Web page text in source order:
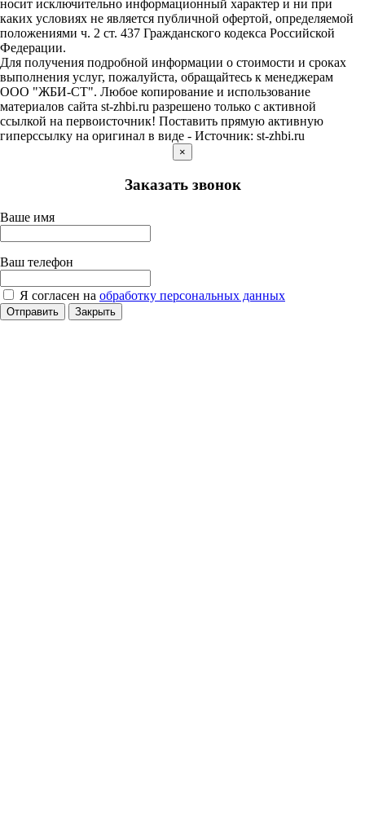
носит исключительно информационный характер и ни при
каких условиях не является публичной офертой, определяемой
положениями ч. 2 ст. 437 Гражданского кодекса Российской
Федерации.
Для получения подробной информации о стоимости и сроках
выполнения услуг, пожалуйста, обращайтесь к менеджерам
ООО "ЖБИ-СТ". Любое копирование и использование
материалов сайта st-zhbi.ru разрешено только с активной
ссылкой на первоисточник! Поставить прямую активную
гиперссылку на оригинал в виде - Источник: st-zhbi.ru
×
Заказать звонок
Ваше имя
Ваш телефон
Я согласен на обработку персональных данных
Отправить Закрыть